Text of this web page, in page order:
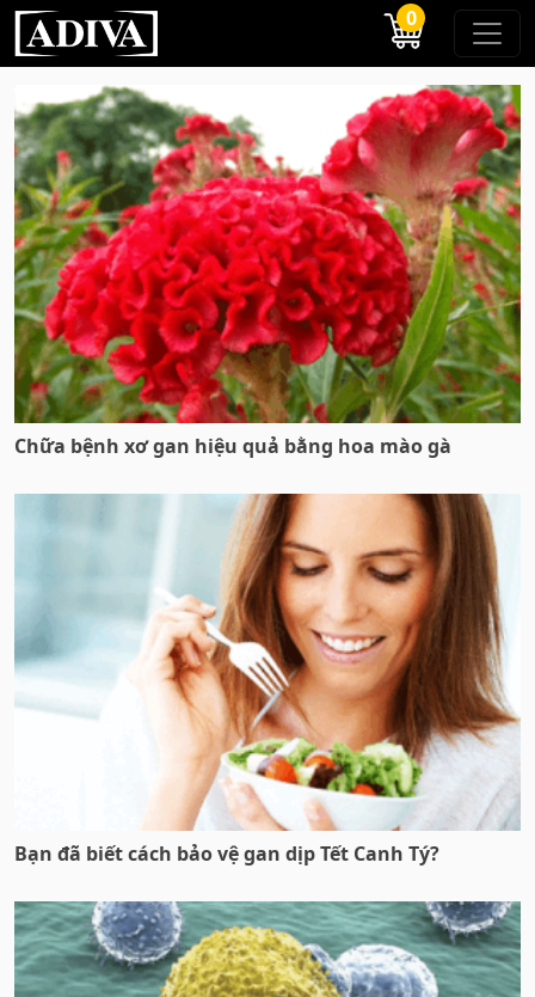
0
Chữa bệnh xơ gan hiệu quả bằng hoa mào gà
Bạn đã biết cách bảo vệ gan dịp Tết Canh Tý?